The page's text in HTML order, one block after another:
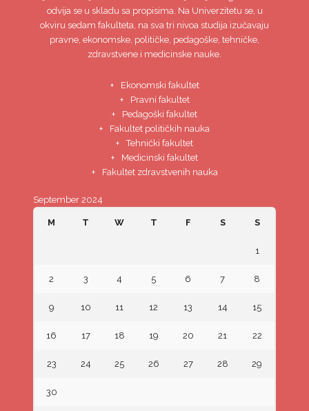
odvija se u skladu sa propisima. Na Univerzitetu se, u
okviru sedam fakulteta, na sva tri nivoa studija izučavaju
pravne, ekonomske, političke, pedagoške, tehničke,
zdravstvene i medicinske nauke.
Ekonomski fakultet
Pravni fakultet
Pedagoški fakultet
Fakultet političkih nauka
Tehnički fakultet
Medicinski fakultet
Fakultet zdravstvenih nauka
September 2024
M T W T F S S
1
2 3 4 5 6 7 8
9 10 11 12 13 14 15
16 17 18 19 20 21 22
23 24 25 26 27 28 29
30